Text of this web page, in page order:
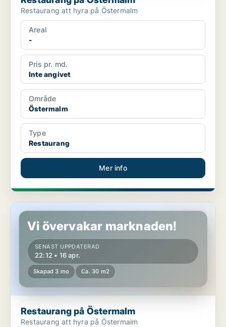
Restaurang att hyra på Östermalm
Areal
-
Pris pr. md.
Inte angivet
Område
Östermalm
Type
Restaurang
Mer info
Restaurang på Östermalm
Vi övervakar marknaden!
SENAST UPPDATERAD
22:12 • 16 apr.
Skapad 3 mo Ca. 30 m2
Restaurang på Östermalm
Restaurang att hyra på Östermalm